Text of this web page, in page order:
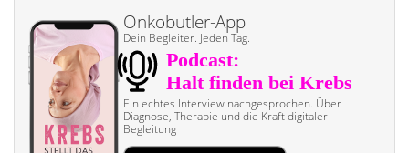
Onkobutler-App
Dein Begleiter. Jeden Tag.
Ein echtes Interview nach­gesprochen. Über
Diagnose, Therapie und die Kraft digitaler
Begleitung